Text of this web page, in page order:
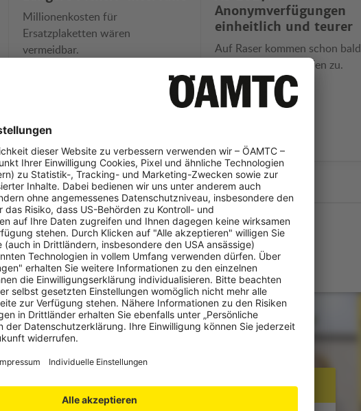
Millionenkosten für
Ersatzplaketten wären
vermeidbar.
Anonymverfügungen
einheitlich und teurer
Auf Raser kommen schon bald
spürbar höhere Strafen zu.
Woche